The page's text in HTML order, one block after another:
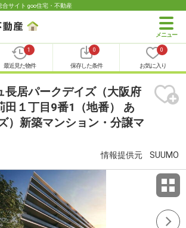
合サイト goo住宅・不動産
1
最近見た物件
0
保存した条件
0
お気に入り
長居パークデイズ（大阪府
田１丁目9番1（地番） あ
）新築マンション・分譲マ
情報提供元 SUUMO